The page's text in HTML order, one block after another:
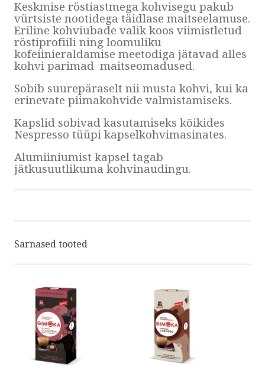
Keskmise röstiastmega kohvisegu pakub
vürtsiste nootidega täidlase maitseelamuse.
Eriline kohviubade valik koos viimistletud
röstiprofiili ning loomuliku
kofeiinieraldamise meetodiga jätavad alles
kohvi parimad maitseomadused.
Sobib suurepäraselt nii musta kohvi, kui ka
erinevate piimakohvide valmistamiseks.
Kapslid sobivad kasutamiseks kõikides
Nespresso tüüpi kapselkohvimasinates.
Alumiiniumist kapsel tagab
jätkusuutlikuma kohvinaudingu.
Sarnased tooted